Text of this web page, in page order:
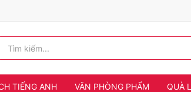
TIẾNG ANH VĂN PHÒNG PHẨM QUÀ